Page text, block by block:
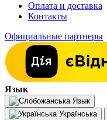
Оплата и доставка
Контакты
Официальные партнеры
Язык
Язык
Українська